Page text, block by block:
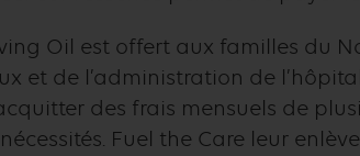
Oil est offert aux familles du
et de l’administration de
des frais mensuels de
Fuel the Care leur